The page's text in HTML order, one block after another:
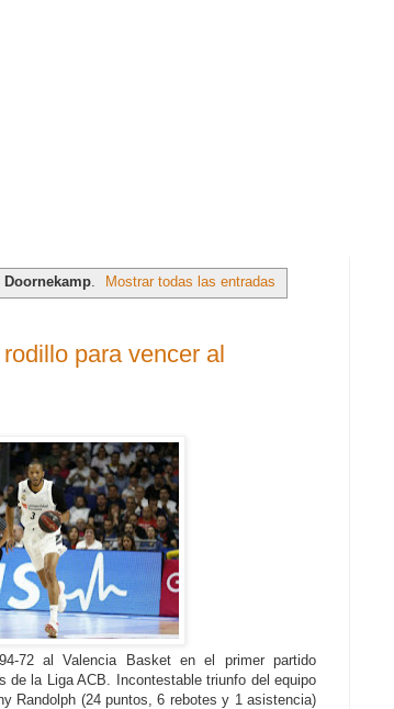
Doornekamp. Mostrar todas las entradas
para vencer al
72 al Valencia Basket en el primer partido
la Liga ACB. Incontestable triunfo del equipo
Randolph (24 puntos, 6 rebotes y 1 asistencia)